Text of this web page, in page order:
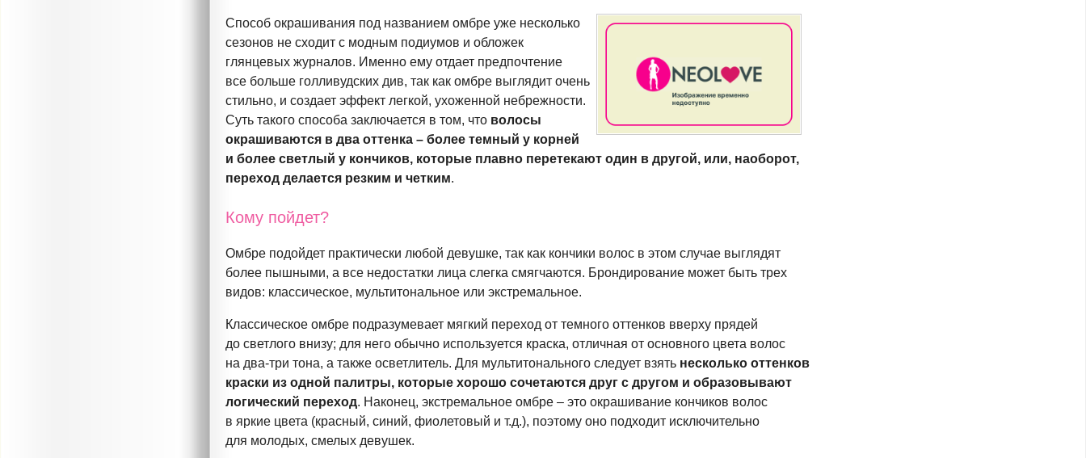
Способ окрашивания под названием омбре уже несколько
сезонов не сходит с модным подиумов и обложек
глянцевых журналов. Именно ему отдает предпочтение
все больше голливудских див, так как омбре выглядит очень
стильно, и создает эффект легкой, ухоженной небрежности.
Суть такого способа заключается в том, что волосы
окрашиваются в два оттенка – более темный у корней
и более светлый у кончиков, которые плавно перетекают один в другой, или, наоборот,
переход делается резким и четким.
Кому пойдет?
Омбре подойдет практически любой девушке, так как кончики волос в этом случае выглядят
более пышными, а все недостатки лица слегка смягчаются. Брондирование может быть трех
видов: классическое, мультитональное или экстремальное.
Классическое омбре подразумевает мягкий переход от темного оттенков вверху прядей
до светлого внизу; для него обычно используется краска, отличная от основного цвета волос
на два-три тона, а также осветлитель. Для мультитонального следует взять несколько оттенков
краски из одной палитры, которые хорошо сочетаются друг с другом и образовывают
логический переход. Наконец, экстремальное омбре – это окрашивание кончиков волос
в яркие цвета (красный, синий, фиолетовый и т.д.), поэтому оно подходит исключительно
для молодых, смелых девушек.